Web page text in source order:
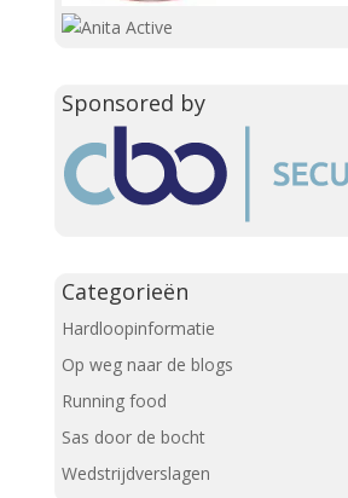
Sponsored by
Categorieën
Hardloopinformatie
Op weg naar de blogs
Running food
Sas door de bocht
Wedstrijdverslagen